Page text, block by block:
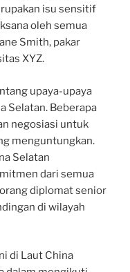
isu sensitif
oleh semua
Smith, pakar
XYZ.
upaya-upaya
Selatan. Beberapa
negosiasi untuk
menguntungkan.
Selatan
dari semua
diplomat senior
di wilayah
di Laut China